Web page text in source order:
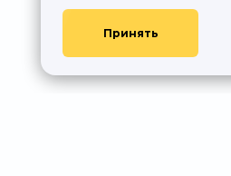
Принять